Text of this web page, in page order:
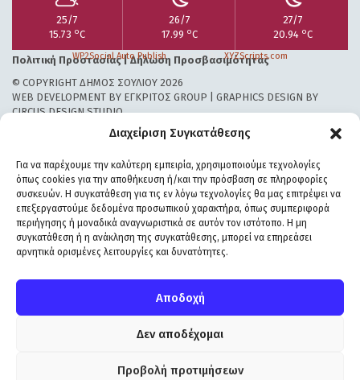
Διαχείριση Συγκατάθεσης
Για να παρέχουμε την καλύτερη εμπειρία, χρησιμοποιούμε τεχνολογίες
όπως cookies για την αποθήκευση ή/και την πρόσβαση σε πληροφορίες
συσκευών. Η συγκατάθεση για τις εν λόγω τεχνολογίες θα μας επιτρέψει να
επεξεργαστούμε δεδομένα προσωπικού χαρακτήρα, όπως συμπεριφορά
περιήγησης ή μοναδικά αναγνωριστικά σε αυτόν τον ιστότοπο. Η μη
συγκατάθεση ή η ανάκληση της συγκατάθεσης, μπορεί να επηρεάσει
αρνητικά ορισμένες λειτουργίες και δυνατότητες.
Αποδοχή
Δεν αποδέχομαι
Προβολή προτιμήσεων
25/7
15.73 oC
26/7
17.99 oC
27/7
20.94 oC
Πολιτική Προστασίας|Δήλωση Προσβασιμότητας
© COPYRIGHT ΔΗΜΟΣ ΣΟΥΛΙΟΥ 2026
WEB DEVELOPMENT BY ΕΓΚΡΙΤΟΣ GROUP | GRAPHICS DESIGN BY
CIRCUS DESIGN STUDIO
WP2Social Auto PublishPowered By :XYZScripts.com